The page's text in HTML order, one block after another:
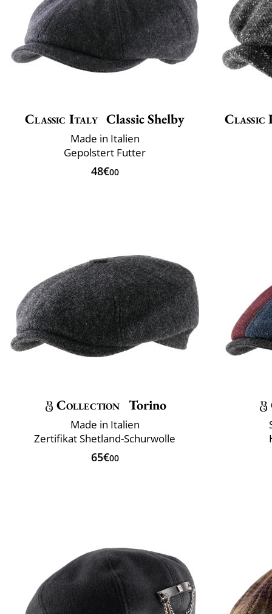
Classic Italy Classic Shelby
Made in Italien
Gepolstert Futter
48€00
Collection Torino
Made in Italien
Zertifikat Shetland-Schurwolle
65€00